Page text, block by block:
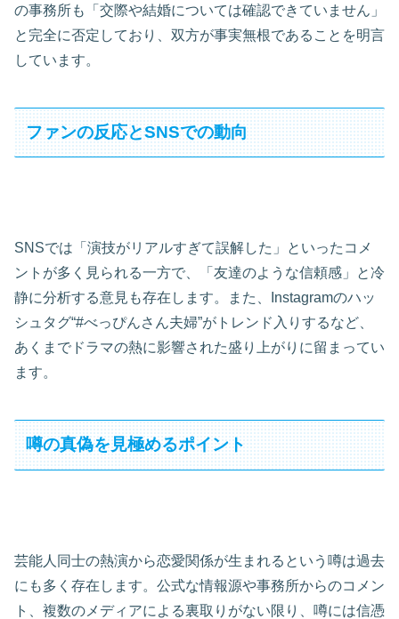
の事務所も「交際や結婚については確認できていません」
と完全に否定しており、双方が事実無根であることを明言
しています。
ファンの反応とSNSでの動向
SNSでは「演技がリアルすぎて誤解した」といったコメ
ントが多く見られる一方で、「友達のような信頼感」と冷
静に分析する意見も存在します。また、Instagramのハッ
シュタグ“#べっぴんさん夫婦”がトレンド入りするなど、
あくまでドラマの熱に影響された盛り上がりに留まってい
ます。
噂の真偽を見極めるポイント
芸能人同士の熱演から恋愛関係が生まれるという噂は過去
にも多く存在します。公式な情報源や事務所からのコメン
ト、複数のメディアによる裏取りがない限り、噂には信憑